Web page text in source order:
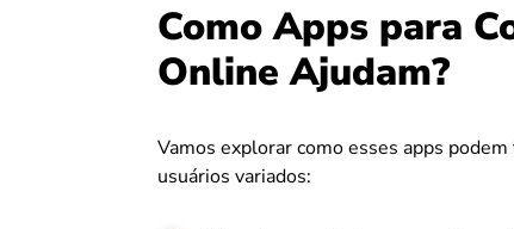
Como Apps para
Online Ajudam?
Vamos explorar como esses apps
usuários variados: